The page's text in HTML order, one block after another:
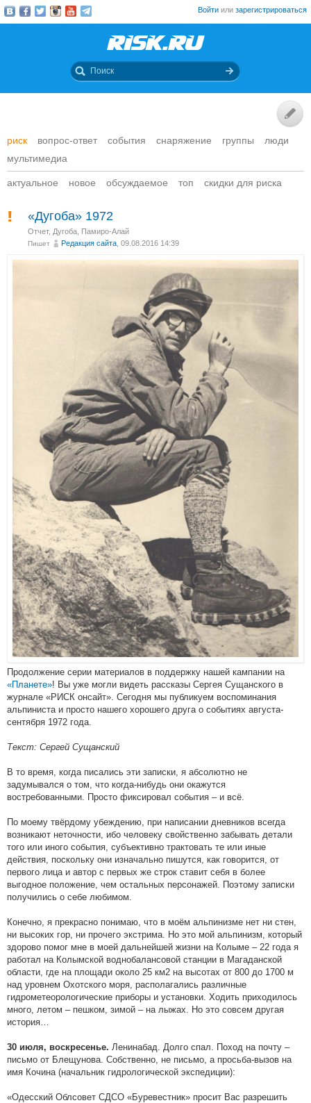
Войти или зарегистрироваться
риск вопрос-ответ события снаряжение группы
люди
мультимедиа
актуальное новое обсуждаемое топ скидки для риска
«Дугоба» 1972
Отчет, Дугоба, Памиро-Алай
Пишет Редакция сайта , 09.08.2016 14:39
Продолжение серии материалов в поддержку нашей кампании на
«Планете»! Вы уже могли видеть рассказы Сергея Сущанского в
журнале «РИСК онсайт». Сегодня мы публикуем воспоминания
альпиниста и просто нашего хорошего друга о событиях августа-
сентября 1972 года.
Текст: Сергей Сущанский
В то время, когда писались эти записки, я абсолютно не
задумывался о том, что когда-нибудь они окажутся
востребованными. Просто фиксировал события – и всё.
По моему твёрдому убеждению, при написании дневников всегда
возникают неточности, ибо человеку свойственно забывать детали
того или иного события, субъективно трактовать те или иные
действия, поскольку они изначально пишутся, как говорится, от
первого лица и автор с первых же строк ставит себя в более
выгодное положение, чем остальных персонажей. Поэтому записки
получились о себе любимом.
Конечно, я прекрасно понимаю, что в моём альпинизме нет ни стен,
ни высоких гор, ни прочего экстрима. Но это мой альпинизм, который
здорово помог мне в моей дальнейшей жизни на Колыме – 22 года я
работал на Колымской воднобалансовой станции в Магаданской
области, где на площади около 25 км2 на высотах от 800 до 1700 м
над уровнем Охотского моря, располагались различные
гидрометеорологические приборы и установки. Ходить приходилось
много, летом – пешком, зимой – на лыжах. Но это совсем другая
история…
30 июля, воскресенье. Ленинабад. Долго спал. Поход на почту –
письмо от Блещунова. Собственно, не письмо, а просьба-вызов на
имя Кочина (начальник гидрологической экспедиции):
«Одесский Облсовет СДСО «Буревестник» просит Вас разрешить